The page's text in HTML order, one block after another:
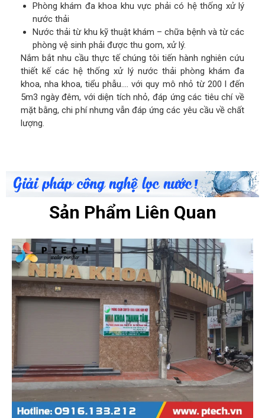
Phòng khám đa khoa khu vực phải có hệ thống xử lý
nước thải
Nước thải từ khu kỹ thuật khám – chữa bệnh và từ các
phòng vệ sinh phải được thu gom, xử lý.
Nắm bắt nhu cầu thực tế chúng tôi tiến hành nghiên cứu
thiết kế các hệ thống xử lý nước thải phòng khám đa
khoa, nha khoa, tiểu phẫu.... với quy mô nhỏ từ 200 l đến
5m3 ngày đêm, với diện tích nhỏ, đáp ứng các tiêu chí về
mặt bằng, chi phí nhưng vẫn đáp ứng các yêu cầu về chất
lượng.
Sản Phẩm Liên Quan